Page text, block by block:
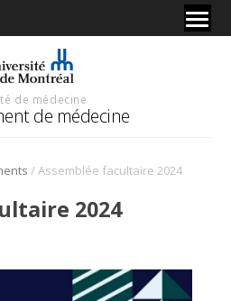
de médecine
de médecine
/Assemblée facultaire 2024
2024